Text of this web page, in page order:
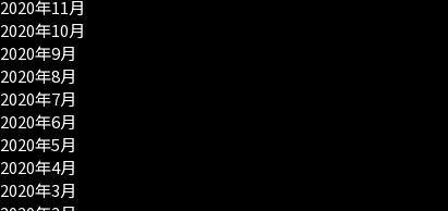
2020年11月
2020年10月
2020年9月
2020年8月
2020年7月
2020年6月
2020年5月
2020年4月
2020年3月